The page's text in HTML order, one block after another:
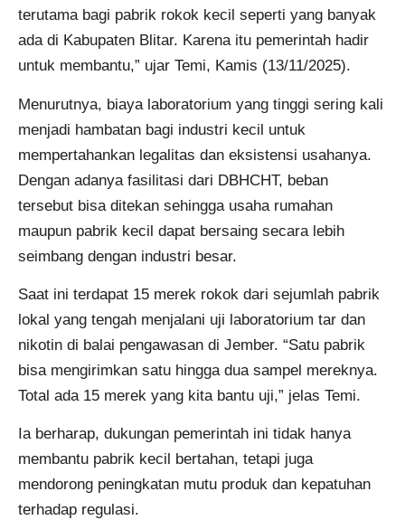
terutama bagi pabrik rokok kecil seperti yang banyak
ada di Kabupaten Blitar. Karena itu pemerintah hadir
untuk membantu,” ujar Temi, Kamis (13/11/2025).
Menurutnya, biaya laboratorium yang tinggi sering kali
menjadi hambatan bagi industri kecil untuk
mempertahankan legalitas dan eksistensi usahanya.
Dengan adanya fasilitasi dari DBHCHT, beban
tersebut bisa ditekan sehingga usaha rumahan
maupun pabrik kecil dapat bersaing secara lebih
seimbang dengan industri besar.
Saat ini terdapat 15 merek rokok dari sejumlah pabrik
lokal yang tengah menjalani uji laboratorium tar dan
nikotin di balai pengawasan di Jember. “Satu pabrik
bisa mengirimkan satu hingga dua sampel mereknya.
Total ada 15 merek yang kita bantu uji,” jelas Temi.
Ia berharap, dukungan pemerintah ini tidak hanya
membantu pabrik kecil bertahan, tetapi juga
mendorong peningkatan mutu produk dan kepatuhan
terhadap regulasi.